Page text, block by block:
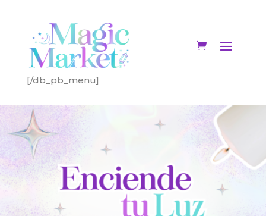
[/db_pb_menu]